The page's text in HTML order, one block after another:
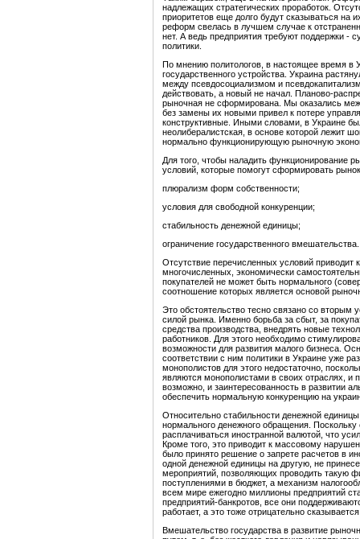
надлежащих стратегических проработок.
приоритетов еще долго будут сказываться на
реформ свелась в лучшем случае к
нет. А ведь предприятия требуют поддержки -
политики.
По мнению политологов, в настоящее время в
государственного устройства. Украина
между псевдосоциализмом и
действовать, а новый не начал. Планово-
рыночная не сформирована. Мы оказались
без замены их новыми привел к потере
конструктивные. Иными словами, в Украине
неолибералистская, в основе которой лежит
нормально функционирующую рыночную
Для того, чтобы наладить функционирование
условий, которые помогут сформировать
плюрализм форм собственности;
условия для свободной конкуренции;
стабильность денежной единицы;
ограничение государственного вмешательства.
Отсутствие перечисленных условий приводит
многочисленных, экономически
покупателей не может быть нормального
соотношение которых является основой
Это обстоятельство тесно связано со вторым
силой рынка. Именно борьба за сбыт, за
средства производства, внедрять новые
работников. Для этого необходимо
возможности для развития малого бизнеса.
соответствии с ним политики в Украине уже
монополистов для этого недостаточно,
являются монополистами в своих отраслях, и
возможно, и заинтересованность в развитии
обеспечить нормальную конкуренцию на
Относительно стабильности денежной
нормального денежного обращения.
расплачиваться иностранной валютой, что
Кроме того, это приводит к массовому
было принято решение о запрете расчетов в
одной денежной единицы на другую, не
мероприятий, позволяющих проводить такую
поступлениями в бюджет, а механизм
всем мире ежегодно миллионы предприятий
предприятий-банкротов, все они
работает, а это тоже отрицательно
Вмешательство государства в развитие